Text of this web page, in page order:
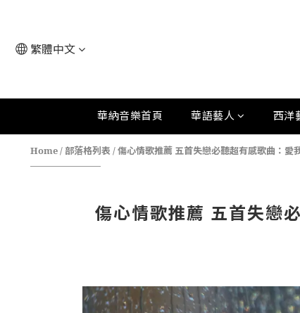
繁體中文
華納音樂首頁 華語藝人 西洋
Home/ 部落格列表 /傷心情歌推薦 五首失戀必聽超有感歌曲：
傷心情歌推薦 五首失戀